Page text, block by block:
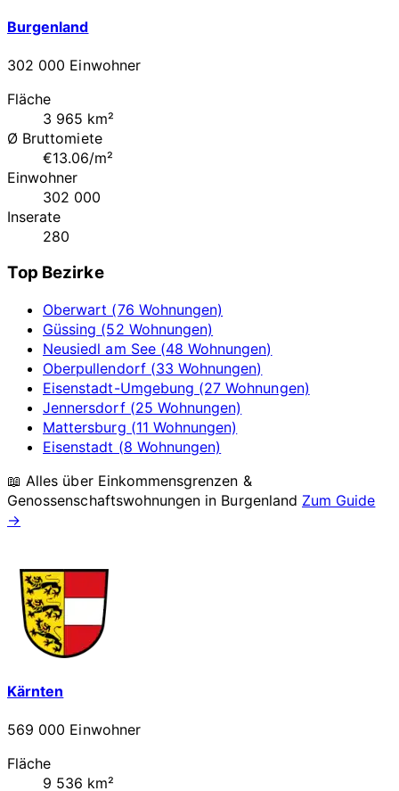
Burgenland
302 000 Einwohner
Fläche
3 965 km²
Ø Bruttomiete
€13.06/m²
Einwohner
302 000
Inserate
280
Top Bezirke
Oberwart (76 Wohnungen)
Güssing (52 Wohnungen)
Neusiedl am See (48 Wohnungen)
Oberpullendorf (33 Wohnungen)
Eisenstadt-Umgebung (27 Wohnungen)
Jennersdorf (25 Wohnungen)
Mattersburg (11 Wohnungen)
Eisenstadt (8 Wohnungen)
📖 Alles über Einkommensgrenzen &
Genossenschaftswohnungen in Burgenland Zum Guide
→
Kärnten
569 000 Einwohner
Fläche
9 536 km²